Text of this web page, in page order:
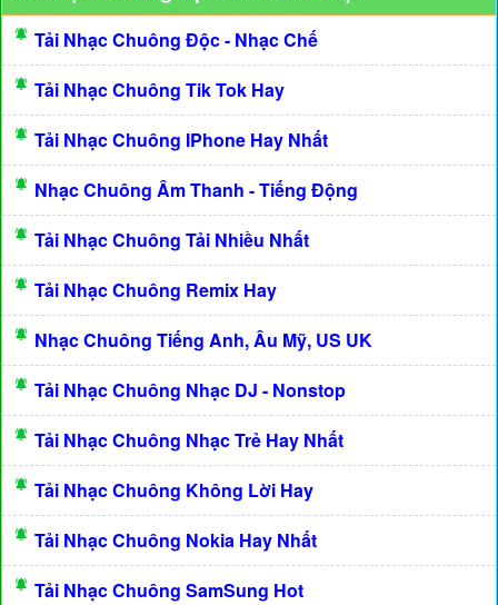
Tải Nhạc Chuông Độc - Nhạc Chế
Tải Nhạc Chuông Tik Tok Hay
Tải Nhạc Chuông IPhone Hay Nhất
Nhạc Chuông Âm Thanh - Tiếng Động
Tải Nhạc Chuông Tải Nhiều Nhất
Tải Nhạc Chuông Remix Hay
Nhạc Chuông Tiếng Anh, Âu Mỹ, US UK
Tải Nhạc Chuông Nhạc DJ - Nonstop
Tải Nhạc Chuông Nhạc Trẻ Hay Nhất
Tải Nhạc Chuông Không Lời Hay
Tải Nhạc Chuông Nokia Hay Nhất
Tải Nhạc Chuông SamSung Hot